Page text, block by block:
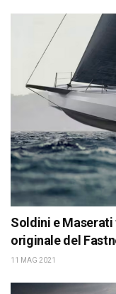
Soldini e
originale del
11 MAG 2021